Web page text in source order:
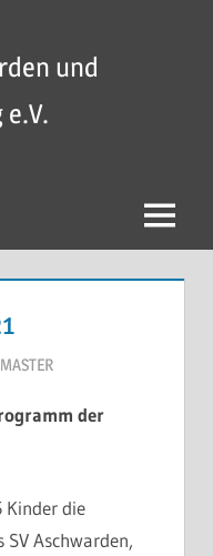
und
Menü
der
Kinder die
Aschwarden,